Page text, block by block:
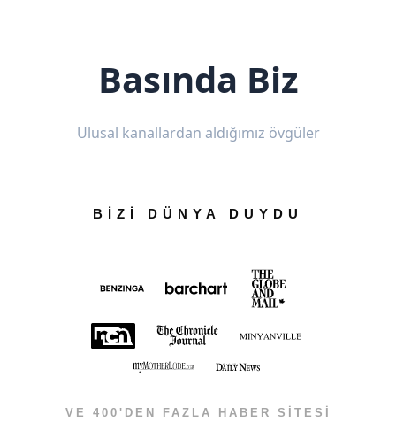
Basında Biz
Ulusal kanallardan aldığımız övgüler
BİZİ DÜNYA DUYDU
VE 400'DEN FAZLA HABER SİTESİ